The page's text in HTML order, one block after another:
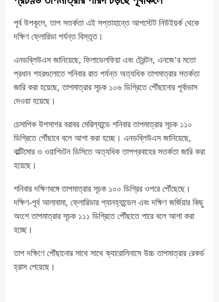
পূর্ব উপকূলে, তাপ সতর্কতা এই সপ্তাহান্তে আপস্টেট নিউইয়র্ক থেকে
দক্ষিণ ফ্লোরিডা পর্যন্ত বিস্তৃত।
এনডব্লিউএস জানিয়েছে, ফিলাডেলফিয়া এবং ট্রেন্টন, এনজে’র মতো
প্রধান শহরগুলোতে শনিবার রাত পর্যন্ত অত্যধিক তাপমাত্রার সতর্কতা
জারি করা হয়েছে, তাপমাত্রার সূচক ১০৬ ডিগ্রিতে পৌঁছানোর পূর্বাভাস
দেওয়া হয়েছে।
চেসাপিক উপসাগর বরাবর মেরিল্যান্ডে শনিবার তাপমাত্রার সূচক ১১০
ডিগ্রিতে পৌঁছাবে বলে আশা করা হচ্ছে। এনডব্লিউএস জানিয়েছে,
বাল্টিমোর ও ওয়াশিংটন ডিসিতে অত্যধিক তাপপ্রবাহের সতর্কতা জারি করা
হয়েছে।
শনিবার দক্ষিণবঙ্গে তাপমাত্রার সূচক ১০০ ডিগ্রির ওপরে পৌঁছেছে।
দক্ষিণ-পূর্ব আলাবামা, ফ্লোরিডার প্যানহ্যান্ডেল এবং দক্ষিণ জর্জিয়ার কিছু
অংশে তাপমাত্রার সূচক ১১১ ডিগ্রিতে পৌঁছাতে পারে বলে আশা করা
হচ্ছে।
তাপ দক্ষিণে পৌঁছানোর সাথে সাথে ক্যারোলিনাসে উচ্চ তাপমাত্রার রেকর্ড
হ্রাস পেয়েছে।